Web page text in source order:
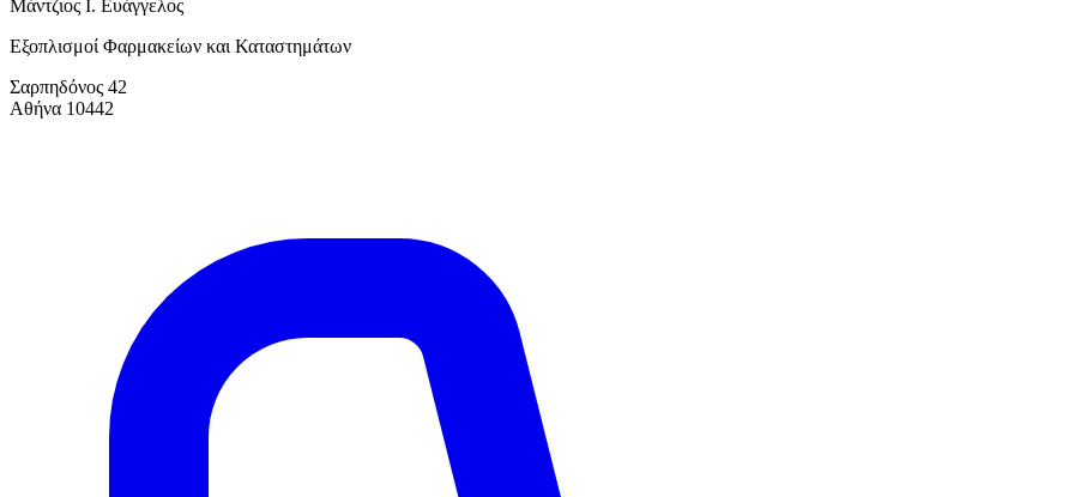
Μάντζιος Ι. Ευάγγελος
Εξοπλισμοί Φαρμακείων και Καταστημάτων
Σαρπηδόνος 42
Αθήνα 10442